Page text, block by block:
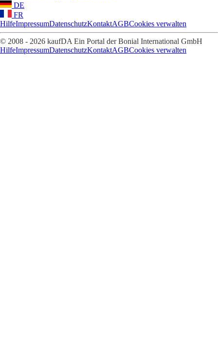
DE
FR
HilfeImpressumDatenschutzKontaktAGBCookies verwalten
© 2008 - 2026 kaufDA Ein Portal der Bonial International GmbH
HilfeImpressumDatenschutzKontaktAGBCookies verwalten